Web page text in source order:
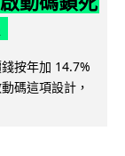
按年加 14.7%
碼這項設計，